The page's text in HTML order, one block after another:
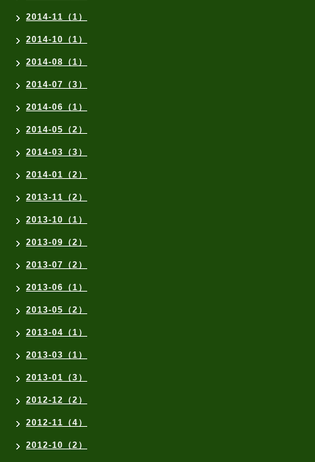
2014-11（1）
2014-10（1）
2014-08（1）
2014-07（3）
2014-06（1）
2014-05（2）
2014-03（3）
2014-01（2）
2013-11（2）
2013-10（1）
2013-09（2）
2013-07（2）
2013-06（1）
2013-05（2）
2013-04（1）
2013-03（1）
2013-01（3）
2012-12（2）
2012-11（4）
2012-10（2）